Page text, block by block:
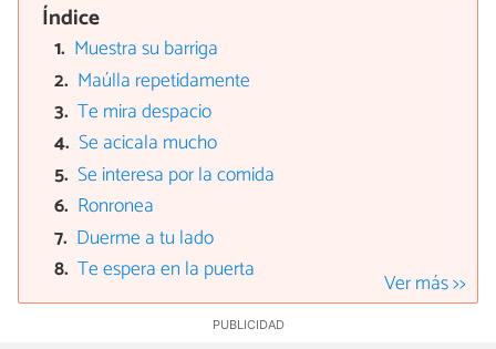
Índice
Muestra su barriga
Maúlla repetidamente
Te mira despacio
Se acicala mucho
Se interesa por la comida
Ronronea
Duerme a tu lado
Te espera en la puerta
Ver más >>